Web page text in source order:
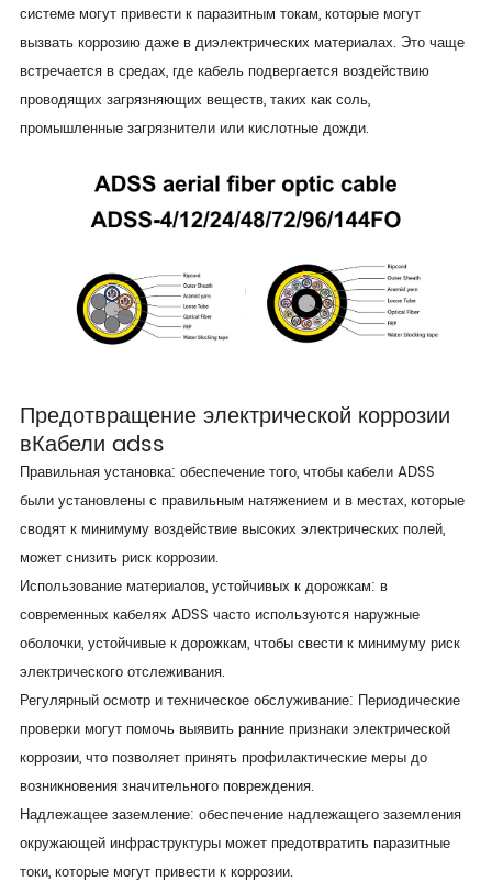
системе могут привести к паразитным токам, которые могут
вызвать коррозию даже в диэлектрических материалах. Это чаще
встречается в средах, где кабель подвергается воздействию
проводящих загрязняющих веществ, таких как соль,
промышленные загрязнители или кислотные дожди.
Предотвращение электрической коррозии
вКабели adss
Правильная установка: обеспечение того, чтобы кабели ADSS
были установлены с правильным натяжением и в местах, которые
сводят к минимуму воздействие высоких электрических полей,
может снизить риск коррозии.
Использование материалов, устойчивых к дорожкам: в
современных кабелях ADSS часто используются наружные
оболочки, устойчивые к дорожкам, чтобы свести к минимуму риск
электрического отслеживания.
Регулярный осмотр и техническое обслуживание: Периодические
проверки могут помочь выявить ранние признаки электрической
коррозии, что позволяет принять профилактические меры до
возникновения значительного повреждения.
Надлежащее заземление: обеспечение надлежащего заземления
окружающей инфраструктуры может предотвратить паразитные
токи, которые могут привести к коррозии.